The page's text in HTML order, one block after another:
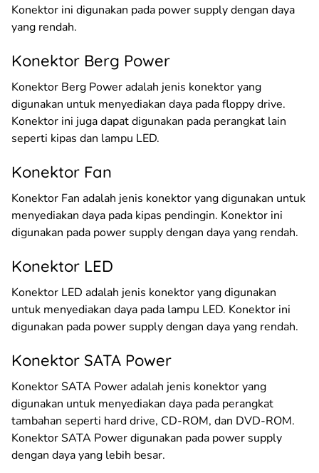
Konektor ini digunakan pada power supply dengan daya
yang rendah.
Konektor Berg Power
Konektor Berg Power adalah jenis konektor yang
digunakan untuk menyediakan daya pada floppy drive.
Konektor ini juga dapat digunakan pada perangkat lain
seperti kipas dan lampu LED.
Konektor Fan
Konektor Fan adalah jenis konektor yang digunakan untuk
menyediakan daya pada kipas pendingin. Konektor ini
digunakan pada power supply dengan daya yang rendah.
Konektor LED
Konektor LED adalah jenis konektor yang digunakan
untuk menyediakan daya pada lampu LED. Konektor ini
digunakan pada power supply dengan daya yang rendah.
Konektor SATA Power
Konektor SATA Power adalah jenis konektor yang
digunakan untuk menyediakan daya pada perangkat
tambahan seperti hard drive, CD-ROM, dan DVD-ROM.
Konektor SATA Power digunakan pada power supply
dengan daya yang lebih besar.